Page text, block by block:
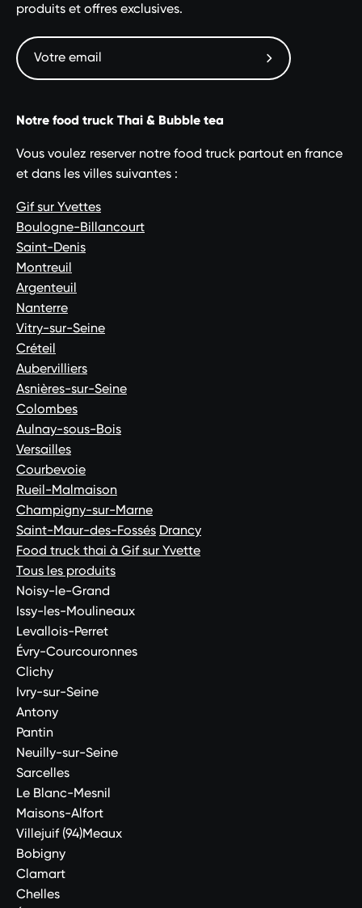
produits et offres exclusives.
Abonnez-
newsletter
Notre food truck Thai & Bubble tea
Vous voulez reserver notre food truck partout en france
et dans les villes suivantes :
Gif sur Yvettes
Boulogne-Billancourt
Saint-Denis
Montreuil
Argenteuil
Nanterre
Vitry-sur-Seine
Créteil
Aubervilliers
Asnières-sur-Seine
Colombes
Aulnay-sous-Bois
Versailles
Courbevoie
Rueil-Malmaison
Champigny-sur-Marne
Saint-Maur-des-Fossés Drancy
Food truck thai à Gif sur Yvette
Tous les produits
Noisy-le-Grand
Issy-les-Moulineaux
Levallois-Perret
Évry-Courcouronnes
Clichy
Ivry-sur-Seine
Antony
Pantin
Neuilly-sur-Seine
Sarcelles
Le Blanc-Mesnil
Maisons-Alfort
Villejuif (94)Meaux
Bobigny
Clamart
Chelles